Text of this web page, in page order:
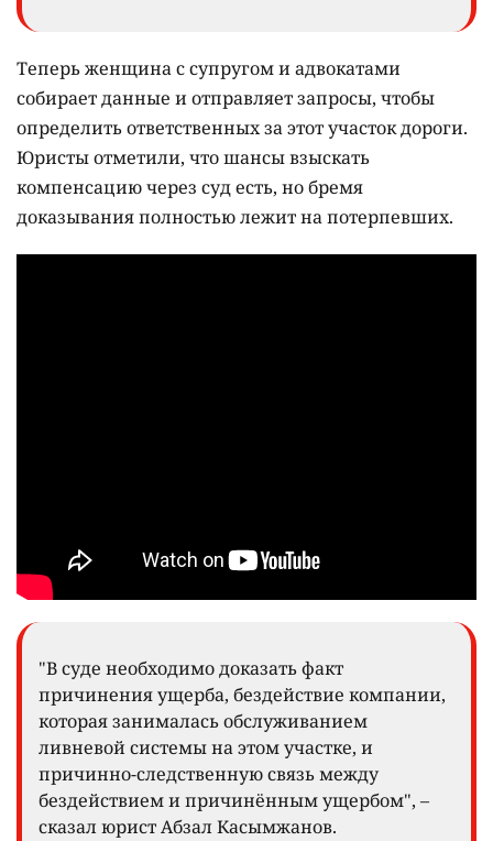
Теперь женщина с супругом и адвокатами
собирает данные и отправляет запросы, чтобы
определить ответственных за этот участок дороги.
Юристы отметили, что шансы взыскать
компенсацию через суд есть, но бремя
доказывания полностью лежит на потерпевших.
"В суде необходимо доказать факт
причинения ущерба, бездействие компании,
которая занималась обслуживанием
ливневой системы на этом участке, и
причинно-следственную связь между
бездействием и причинённым ущербом", –
сказал юрист Абзал Касымжанов.